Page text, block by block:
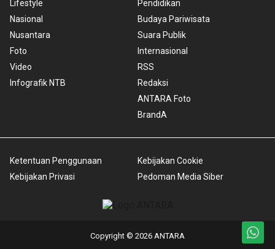
Lifestyle
Nasional
Nusantara
Foto
Video
Infografik NTB
Pendidikan
Budaya Pariwisata
Suara Publik
Internasional
RSS
Redaksi
ANTARA Foto
BrandA
Ketentuan Penggunaan
Kebijakan Privasi
Kebijakan Cookie
Pedoman Media Siber
Copyright © 2026 ANTARA